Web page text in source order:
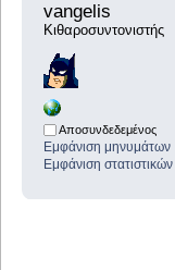
vangelis
Κιθαροσυντονιστής
Αποσυνδεδεμένος
Εμφάνιση μηνυμάτων
Εμφάνιση στατιστικών